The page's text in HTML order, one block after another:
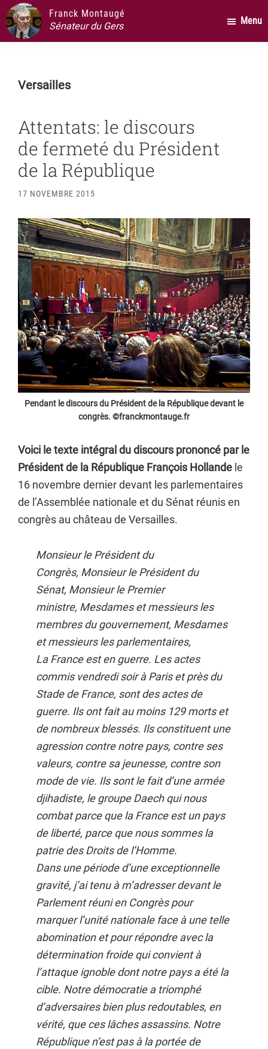
Passer
au
contenu
Passer
la
latérale
Passer
au
pied
page
Franck Montaugé
Sénateur du Gers
Menu
Versailles
Attentats: le discours
de fermeté du Président
de la République
17 NOVEMBRE 2015
Pendant le discours du Président de la République devant le
congrès. ©franckmontauge.fr
Voici le texte intégral du discours prononcé par le
Président de la République François Hollande le
16 novembre dernier devant les parlementaires
de l’Assemblée nationale et du Sénat réunis en
congrès au château de Versailles.
Monsieur le Président du
Congrès, Monsieur le Président du
Sénat, Monsieur le Premier
ministre, Mesdames et messieurs les
membres du gouvernement, Mesdames
et messieurs les parlementaires,
La France est en guerre. Les actes
commis vendredi soir à Paris et près du
Stade de France, sont des actes de
guerre. Ils ont fait au moins 129 morts et
de nombreux blessés. Ils constituent une
agression contre notre pays, contre ses
valeurs, contre sa jeunesse, contre son
mode de vie. Ils sont le fait d’une armée
djihadiste, le groupe Daech qui nous
combat parce que la France est un pays
de liberté, parce que nous sommes la
patrie des Droits de l’Homme.
Dans une période d’une exceptionnelle
gravité, j’ai tenu à m’adresser devant le
Parlement réuni en Congrès pour
marquer l’unité nationale face à une telle
abomination et pour répondre avec la
détermination froide qui convient à
l’attaque ignoble dont notre pays a été la
cible. Notre démocratie a triomphé
d’adversaires bien plus redoutables, en
vérité, que ces lâches assassins. Notre
République n’est pas à la portée de